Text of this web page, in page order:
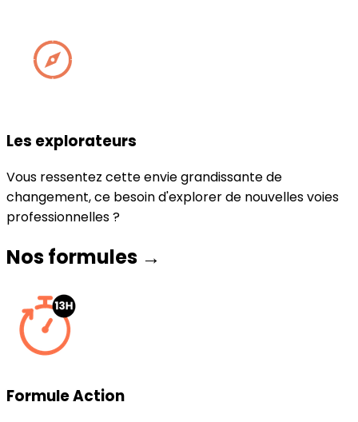
Les explorateurs
Vous ressentez cette envie grandissante de
changement, ce besoin d'explorer de nouvelles voies
professionnelles ?
Nos formules →
Formule Action